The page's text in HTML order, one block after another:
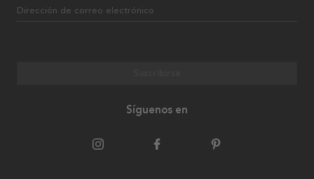
Dirección de correo electrónico
Síguenos en